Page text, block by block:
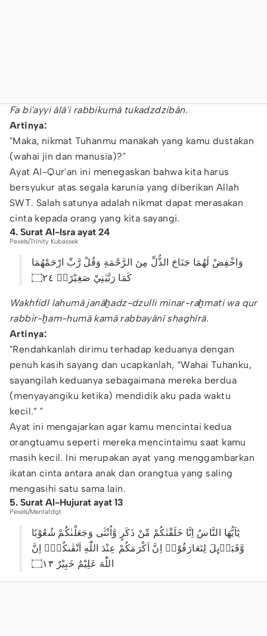
Fa bi'ayyi âlâ'i rabbikumâ tukadzdzibân.
Artinya:
"Maka, nikmat Tuhanmu manakah yang kamu dustakan
(wahai jin dan manusia)?"
Ayat Al-Qur'an ini menegaskan bahwa kita harus
bersyukur atas segala karunia yang diberikan Allah
SWT. Salah satunya adalah nikmat dapat merasakan
cinta kepada orang yang kita sayangi.
4. Surat Al-Isra ayat 24
Pexels/Trinity Kubassek
وَاخْفِضْ لَهُمَا جَنَاحَ الذُّلِّ مِنَ الرَّحْمَةِ وَقُلْ رَّبِّ ارْحَمْهُمَا
كَمَا رَبَّيٰنِيْ صَغِيْرًاۗ ۝٢٤
Wakhfidl lahumâ janâḫadz-dzulli minar-raḫmati wa qur
rabbir-ḫam-humâ kamâ rabbayânî shaghîrâ.
Artinya:
"Rendahkanlah dirimu terhadap keduanya dengan
penuh kasih sayang dan ucapkanlah, “Wahai Tuhanku,
sayangilah keduanya sebagaimana mereka berdua
(menyayangiku ketika) mendidik aku pada waktu
kecil.” "
Ayat ini mengajarkan agar kamu mencintai kedua
orangtuamu seperti mereka mencintaimu saat kamu
masih kecil. Ini merupakan ayat yang menggambarkan
ikatan cinta antara anak dan orangtua yang saling
mengasihi satu sama lain.
5. Surat Al-Hujurat ayat 13
Pexels/Mentatdgt
يٰٓاَيُّهَا النَّاسُ اِنَّا خَلَقْنٰكُمْ مِّنْ ذَكَرٍ وَّاُنْثٰى وَجَعَلْنٰكُمْ شُعُوْبًا
وَّقَبَاۤىِٕلَ لِتَعَارَفُوْاۚ اِنَّ اَكْرَمَكُمْ عِنْدَ اللّٰهِ اَتْقٰىكُمْۗ اِنَّ
اللّٰهَ عَلِيْمٌ خَبِيْرٌ ۝١٣